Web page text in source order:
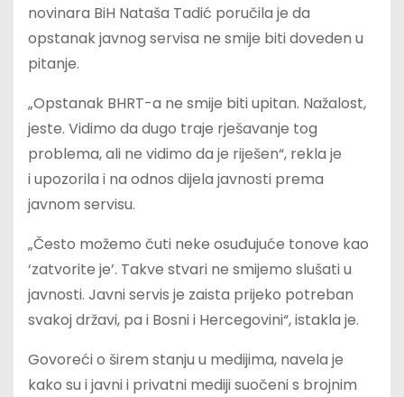
novinara BiH Nataša Tadić poručila je da
opstanak javnog servisa ne smije biti doveden u
pitanje.
„Opstanak BHRT-a ne smije biti upitan. Nažalost,
jeste. Vidimo da dugo traje rješavanje tog
problema, ali ne vidimo da je riješen“, rekla je
i upozorila i na odnos dijela javnosti prema
javnom servisu.
„Često možemo čuti neke osuđujuće tonove kao
‘zatvorite je’. Takve stvari ne smijemo slušati u
javnosti. Javni servis je zaista prijeko potreban
svakoj državi, pa i Bosni i Hercegovini“, istakla je.
Govoreći o širem stanju u medijima, navela je
kako su i javni i privatni mediji suočeni s brojnim